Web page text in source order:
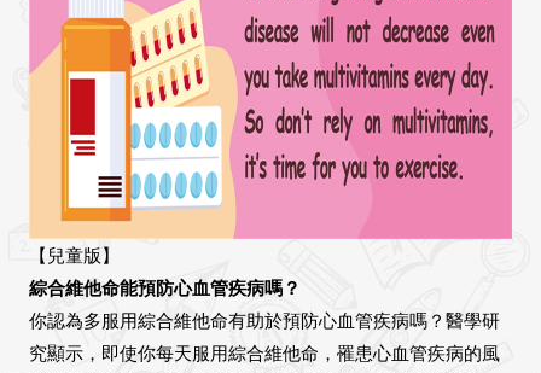
【兒童版】
綜合維他命能預防心血管疾病嗎？
你認為多服用綜合維他命有助於預防心血管疾病嗎？醫學研
究顯示，即使你每天服用綜合維他命，罹患心血管疾病的風